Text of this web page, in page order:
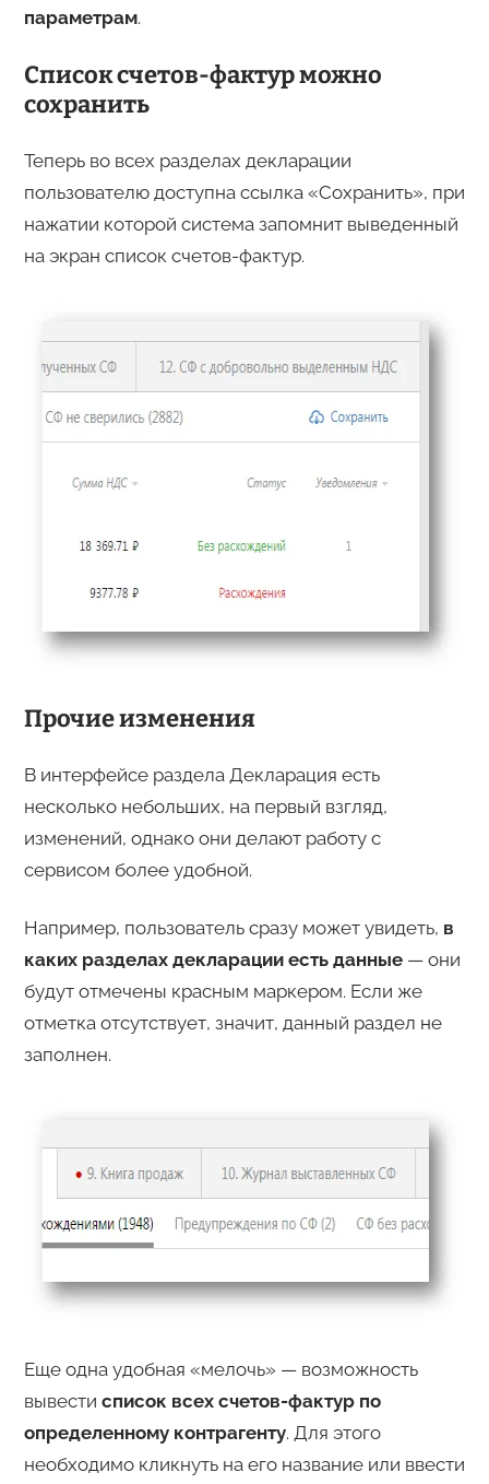
параметрам.
Список счетов-фактур можно
сохранить
Теперь во всех разделах декларации
пользователю доступна ссылка «Сохранить», при
нажатии которой система запомнит выведенный
на экран список счетов-фактур.
Прочие изменения
В интерфейсе раздела Декларация есть
несколько небольших, на первый взгляд,
изменений, однако они делают работу с
сервисом более удобной.
Например, пользователь сразу может увидеть, в
каких разделах декларации есть данные— они
будут отмечены красным маркером. Если же
отметка отсутствует, значит, данный раздел не
заполнен.
Еще одна удобная «мелочь» — возможность
вывести список всех счетов-фактур по
определенному контрагенту. Для этого
необходимо кликнуть на его название или ввести